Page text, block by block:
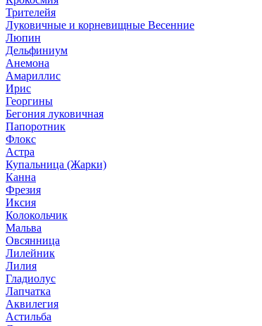
Трителейя
Луковичные и корневищные Весенние
Люпин
Дельфиниум
Анемона
Амариллис
Ирис
Георгины
Бегония луковичная
Папоротник
Флокс
Астра
Купальница (Жарки)
Канна
Фрезия
Иксия
Колокольчик
Мальва
Овсянница
Лилейник
Лилия
Гладиолус
Лапчатка
Аквилегия
Астильба